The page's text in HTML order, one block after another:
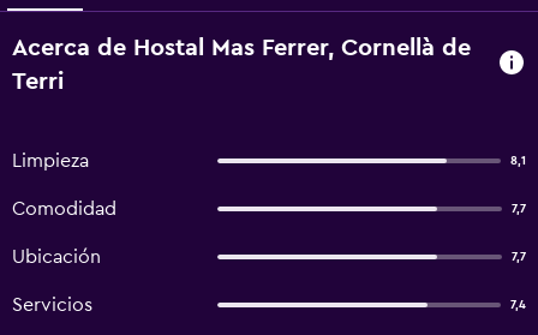
Acerca de Hostal Mas Ferrer, Cornellà de
Terri
Limpieza 8,1
Comodidad 7,7
Ubicación 7,7
Servicios 7,4